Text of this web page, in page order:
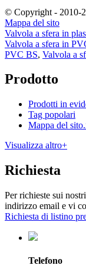
© Copyright - 2010-
Mappa del sito
Valvola a sfera in
Valvola a sfera in
PVC BS, Valvola a
Prodotto
Prodotti in
Tag popolari
Mappa del
Visualizza altro+
Richiesta
Per richieste sui
indirizzo email e vi
Richiesta di listino
Telefono